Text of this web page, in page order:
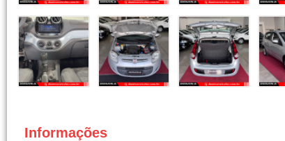
Informações